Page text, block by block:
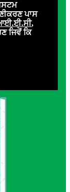
ਪਾਸ
,
ਜਿਵੇਂ ਕਿ